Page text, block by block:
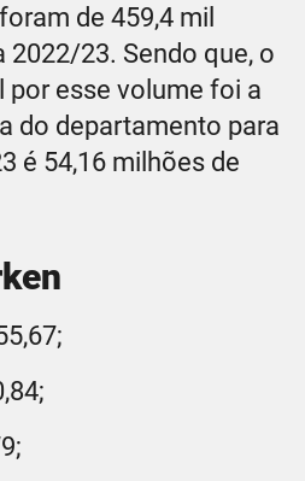
de 459,4 mil
23. Sendo que, o
por esse volume foi a
do departamento para
é 54,16 milhões de